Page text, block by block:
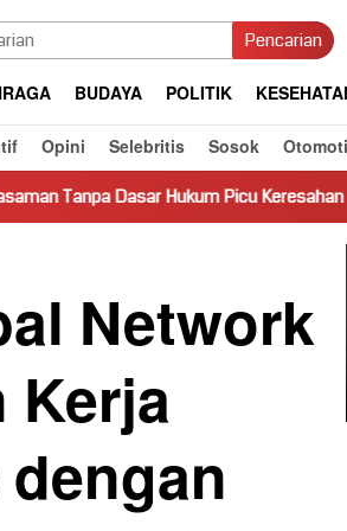
Pencarian
BUDAYA POLITIK
Opini Selebritis Sosok
Hukum Picu Keresahan Truk
Network